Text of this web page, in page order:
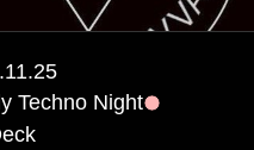
Techno Night